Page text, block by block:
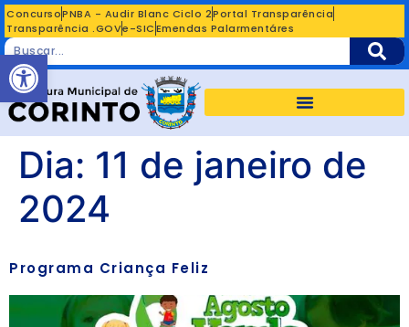
ConcursoPNBA - Audir Blanc Ciclo 2Portal Transparência
Transparência .GOVe-SICEmendas Palarmentáres
Dia: 11 de janeiro de
2024
Programa Criança Feliz
Abrir a barra de ferramentas